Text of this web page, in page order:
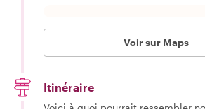
Voir sur Maps
Itinéraire